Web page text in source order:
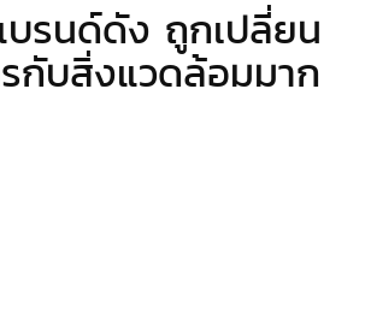
มายา
บรนด์ดัง ถูกเปลี่ยน
กับสิ่งแวดล้อมมาก